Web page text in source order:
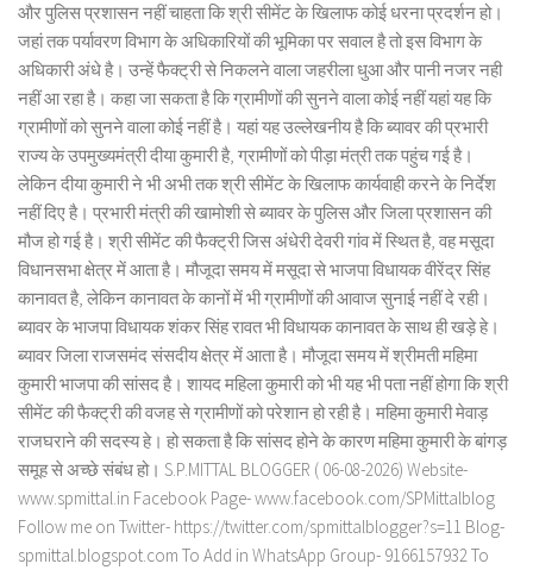
और पुलिस प्रशासन नहीं चाहता कि श्री सीमेंट के खिलाफ कोई धरना प्रदर्शन हो।
जहां तक पर्यावरण विभाग के अधिकारियों की भूमिका पर सवाल है तो इस विभाग के
अधिकारी अंधे है। उन्हें फैक्ट्री से निकलने वाला जहरीला धुआ और पानी नजर नही
नहीं आ रहा है। कहा जा सकता है कि ग्रामीणों की सुनने वाला कोई नहीं यहां यह कि
ग्रामीणों को सुनने वाला कोई नहीं है। यहां यह उल्लेखनीय है कि ब्यावर की प्रभारी
राज्य के उपमुख्यमंत्री दीया कुमारी है, ग्रामीणों को पीड़ा मंत्री तक पहुंच गई है।
लेकिन दीया कुमारी ने भी अभी तक श्री सीमेंट के खिलाफ कार्यवाही करने के निर्देश
नहीं दिए है। प्रभारी मंत्री की खामोशी से ब्यावर के पुलिस और जिला प्रशासन की
मौज हो गई है। श्री सीमेंट की फैक्ट्री जिस अंधेरी देवरी गांव में स्थित है, वह मसूदा
विधानसभा क्षेत्र में आता है। मौजूदा समय में मसूदा से भाजपा विधायक वीरेंद्र सिंह
कानावत है, लेकिन कानावत के कानों में भी ग्रामीणों की आवाज सुनाई नहीं दे रही।
ब्यावर के भाजपा विधायक शंकर सिंह रावत भी विधायक कानावत के साथ ही खड़े हे।
ब्यावर जिला राजसमंद संसदीय क्षेत्र में आता है। मौजूदा समय में श्रीमती महिमा
कुमारी भाजपा की सांसद है। शायद महिला कुमारी को भी यह भी पता नहीं होगा कि श्री
सीमेंट की फैक्ट्री की वजह से ग्रामीणों को परेशान हो रही है। महिमा कुमारी मेवाड़
राजघराने की सदस्य हे। हो सकता है कि सांसद होने के कारण महिमा कुमारी के बांगड़
समूह से अच्छे संबंध हो। S.P.MITTAL BLOGGER ( 06-08-2026) Website-
www.spmittal.in Facebook Page- www.facebook.com/SPMittalblog
Follow me on Twitter- https://twitter.com/spmittalblogger?s=11 Blog-
spmittal.blogspot.com To Add in WhatsApp Group- 9166157932 To